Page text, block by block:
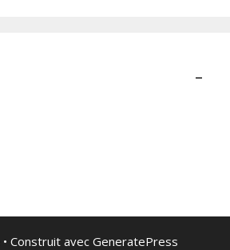
–
• Construit avec GeneratePress